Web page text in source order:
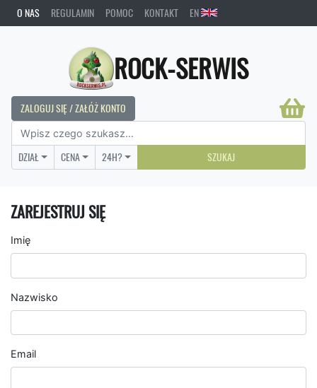
O NAS REGULAMIN POMOC KONTAKT EN
ROCK-SERWIS
ZALOGUJ SIĘ / ZAŁÓŻ KONTO
DZIAŁ CENA 24H? SZUKAJ
ZAREJESTRUJ SIĘ
Imię
Nazwisko
Email